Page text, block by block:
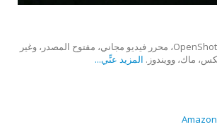
مرحباً، أنا مطوِّر OpenShot، محرر فيديو مجاني، مفتوح المصدر، وغير
ماك، وويندوز. المزيد عنِّي...